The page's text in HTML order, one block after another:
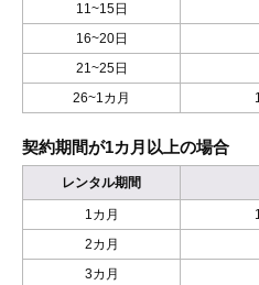
11~15日
16~20日
21~25日
26~1カ月
契約期間が1カ月以上の場合
レンタル期間
1カ月
2カ月
3カ月